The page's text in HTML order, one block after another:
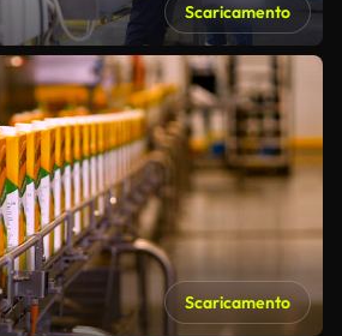
Scaricamento
Scaricamento